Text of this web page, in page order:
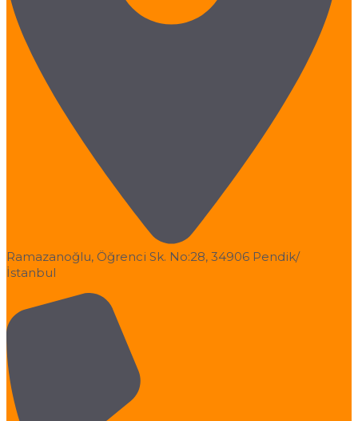
Ramazanoğlu, Öğrenci Sk. No:28, 34906 Pendik/
İstanbul